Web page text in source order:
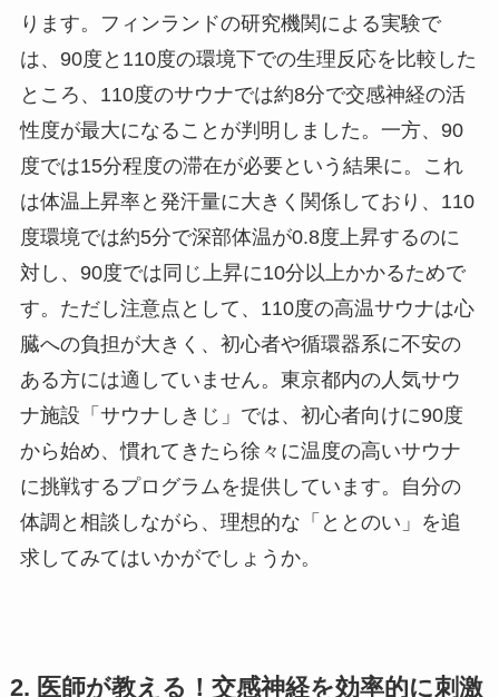
ります。フィンランドの研究機関による実験で
は、90度と110度の環境下での生理反応を比較した
ところ、110度のサウナでは約8分で交感神経の活
性度が最大になることが判明しました。一方、90
度では15分程度の滞在が必要という結果に。これ
は体温上昇率と発汗量に大きく関係しており、110
度環境では約5分で深部体温が0.8度上昇するのに
対し、90度では同じ上昇に10分以上かかるためで
す。ただし注意点として、110度の高温サウナは心
臓への負担が大きく、初心者や循環器系に不安の
ある方には適していません。東京都内の人気サウ
ナ施設「サウナしきじ」では、初心者向けに90度
から始め、慣れてきたら徐々に温度の高いサウナ
に挑戦するプログラムを提供しています。自分の
体調と相談しながら、理想的な「ととのい」を追
求してみてはいかがでしょうか。
2. 医師が教える！交感神経を効率的に刺激